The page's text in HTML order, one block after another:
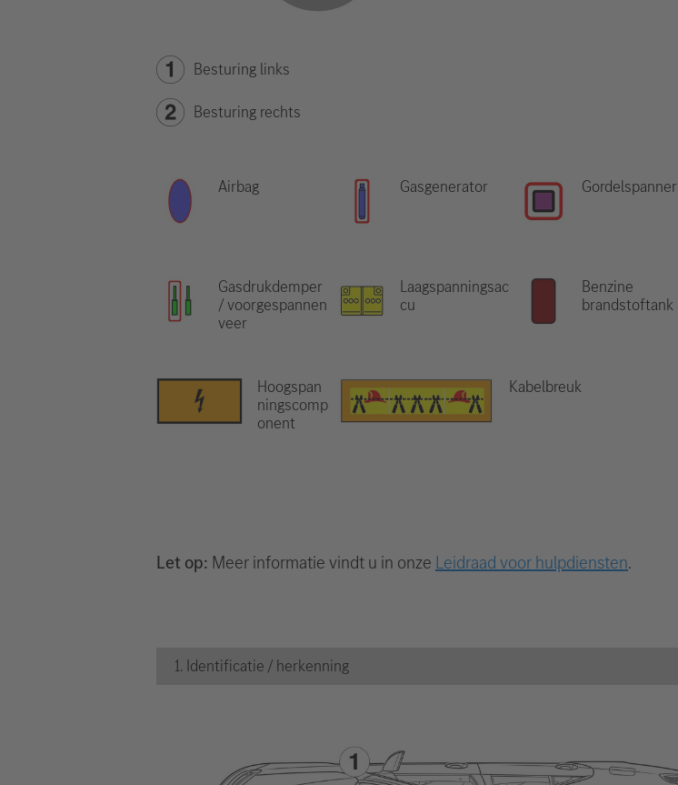
Besturing links
Besturing rechts
Airbag Gasgenerator Gordelspanner
Gasdrukdemper
/ voorgespannen
veer
Laagspanningsac
cu
Benzine
brandstoftank
Hoogspan
ningscomp
onent
Kabelbreuk
Let op: Meer informatie vindt u in onze Leidraad voor hulpdiensten.
1. Identificatie / herkenning